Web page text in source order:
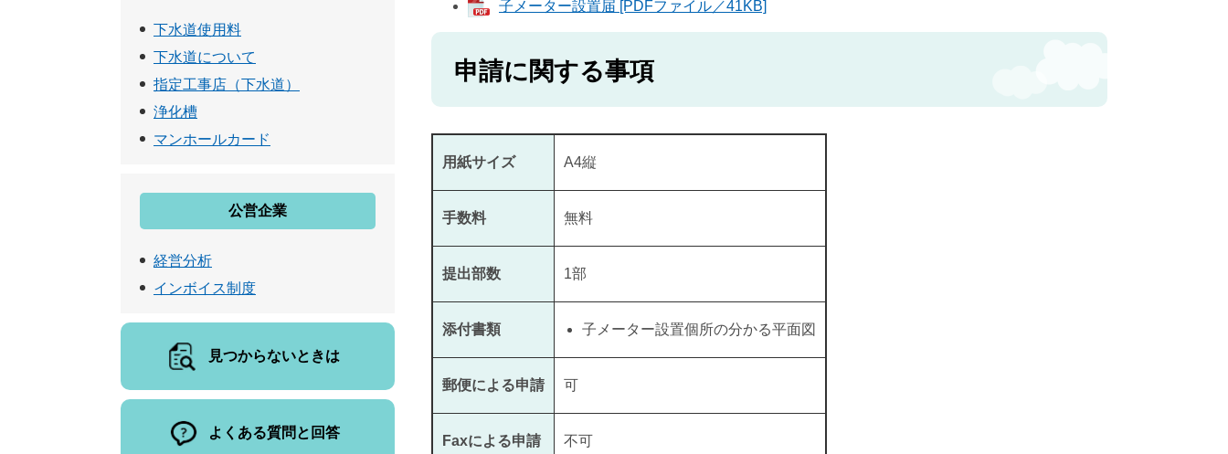
子メーター設置届 [PDFファイル／41KB]
申請に関する事項
用紙サイズ A4縦
手数料 無料
提出部数 1部
添付書類 子メーター設置個所の分かる平面図
郵便による申請 可
Faxによる申請 不可
下水道使用料
下水道について
指定工事店（下水道）
浄化槽
マンホールカード
公営企業
経営分析
インボイス制度
見つからないときは
よくある質問と回答